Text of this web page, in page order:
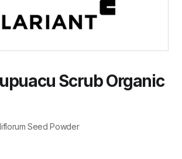
Scrub Organic
Seed Powder